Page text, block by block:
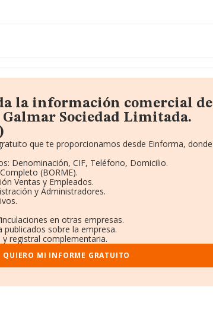
la información comercial de
Sociedad Limitada.
que te proporcionamos desde Einforma, donde
Denominación, CIF, Teléfono, Domicilio.
(BORME).
Ventas y Empleados.
y Administradores.
en otras empresas.
publicados sobre la empresa.
registral complementaria.
QUIERO MI INFORME GRATUITO